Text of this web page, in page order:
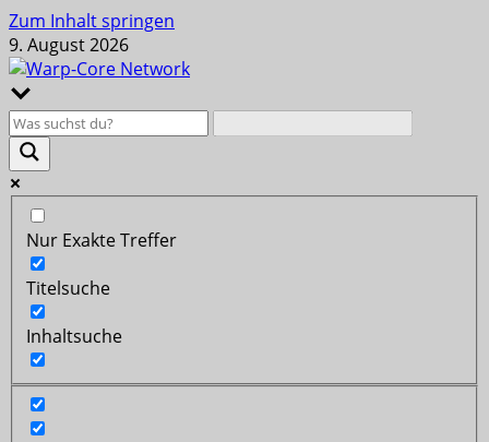
Zum Inhalt springen
9. August 2026
Nur Exakte Treffer
Titelsuche
Inhaltsuche